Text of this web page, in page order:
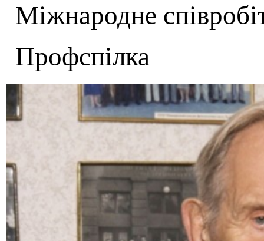
Міжнародне
Профспілка